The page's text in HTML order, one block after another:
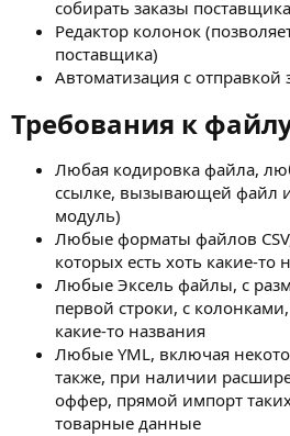
собирать заказы
Редактор колонок
поставщика)
Автоматизация с отправкой
Требования к
Любая кодировка файла,
ссылке, вызывающей файл
модуль)
Любые форматы файлов
которых есть хоть какие-то
Любые Эксель файлы, с
первой строки, с
какие-то названия
Любые YML, включая
также, при наличии
оффер, прямой импорт
товарные данные